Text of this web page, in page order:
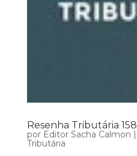
Resenha Tributária 158
por Editor Sacha Calmon |
Tributária